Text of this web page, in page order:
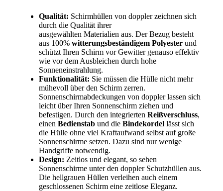
Qualität: Schirmhüllen von doppler zeichnen sich
durch die Qualität ihrer
ausgewählten Materialien aus. Der Bezug besteht
aus 100% witterungsbeständigem Polyester und
schützt Ihren Schirm vor Gewitter genauso effektiv
wie vor dem Ausbleichen durch hohe
Sonneneinstrahlung.
Funktionalität: Sie müssen die Hülle nicht mehr
mühevoll über den Schirm zerren.
Sonnenschirmabdeckungen von doppler lassen sich
leicht über Ihren Sonnenschirm ziehen und
befestigen. Durch den integrierten Reißverschluss,
einen Bedienstab und die Bindekordel lässt sich
die Hülle ohne viel Kraftaufwand selbst auf große
Sonnenschirme setzen. Dazu sind nur wenige
Handgriffe notwendig.
Design: Zeitlos und elegant, so sehen
Sonnenschirme unter den doppler Schutzhüllen aus.
Die hellgrauen Hüllen verleihen auch einem
geschlossenen Schirm eine zeitlose Eleganz.